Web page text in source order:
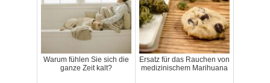
Warum fühlen Sie sich die
ganze Zeit kalt?
Ersatz für das Rauchen von
medizinischem Marihuana